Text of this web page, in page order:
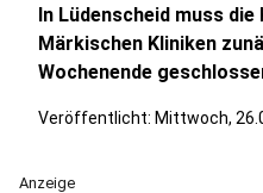
In Lüdenscheid muss
Märkischen Kliniken
Wochenende
Veröffentlicht: Mittwoch,
Anzeige